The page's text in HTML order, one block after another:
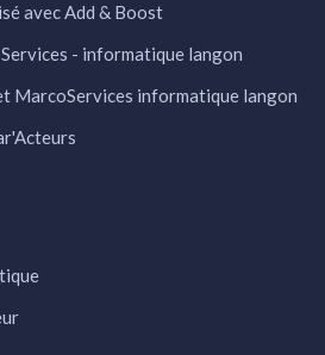
avec Add & Boost
- informatique langon
MarcoServices informatique langon